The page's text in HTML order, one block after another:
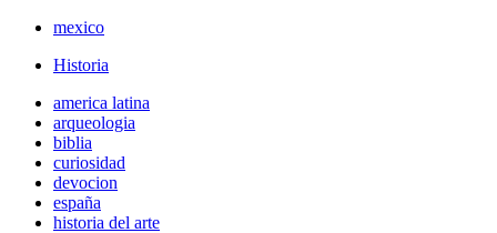
mexico
Historia
america latina
arqueologia
biblia
curiosidad
devocion
españa
historia del arte